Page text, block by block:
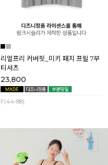
리얼프리 커버핏_미키 패치 프릴 7부
티셔츠
23,800
F(44-88)